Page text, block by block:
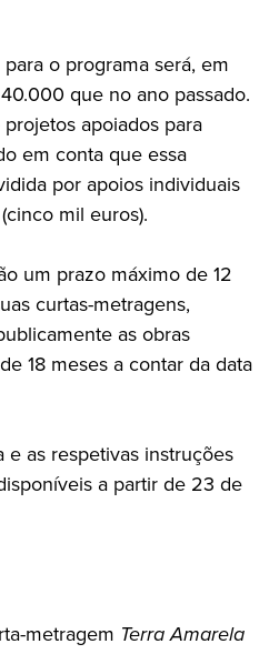
o programa será, em
que no ano passado.
apoiados para
em conta que essa
por apoios individuais
mil euros).
um prazo máximo de 12
curtas-metragens,
as obras
18 meses a contar da data
as respetivas instruções
a partir de 23 de
metragem Terra Amarela